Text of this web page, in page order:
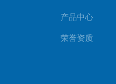
产品中心
荣誉资质